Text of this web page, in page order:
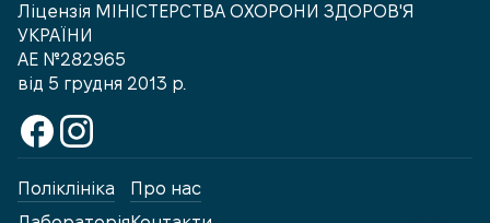
Ліцензія МІНІСТЕРСТВА ОХОРОНИ ЗДОРОВ'Я
УКРАЇНИ
АЕ №282965
від 5 грудня 2013 р.
Поліклініка
Про нас